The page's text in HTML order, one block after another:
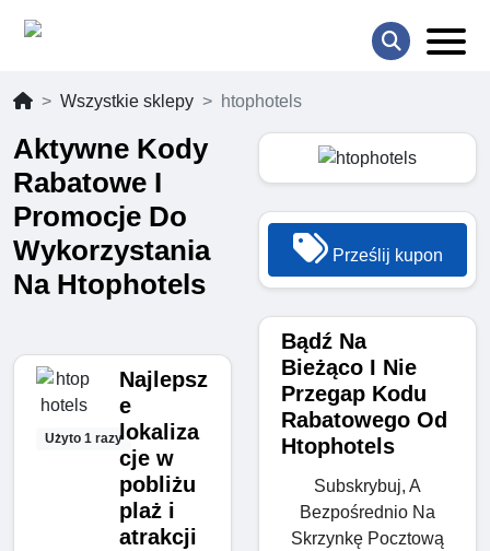
Wszystkie sklepy htophotels
Aktywne Kody
Rabatowe I
Promocje Do
Wykorzystania
Na Htophotels
Użyto 1 razy
Najlepsz
e
lokaliza
cje w
pobliżu
plaż i
atrakcji
Prześlij kupon
Bądź Na
Bieżąco I Nie
Przegap Kodu
Rabatowego Od
Htophotels
Subskrybuj, A
Bezpośrednio Na
Skrzynkę Pocztową